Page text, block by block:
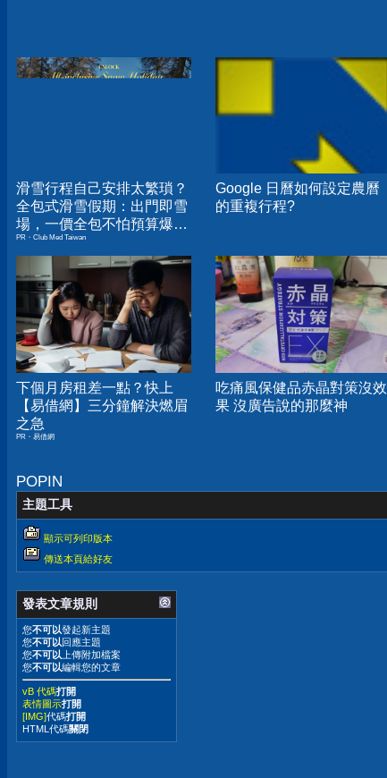
滑雪行程自己安排太繁瑣？
全包式滑雪假期：出門即雪
場，一價全包不怕預算爆
表！
PR・Club Med Taiwan
Google 日曆如何設定農曆
的重複行程?
下個月房租差一點？快上
【易借網】三分鐘解決燃眉
之急
PR・易借網
吃痛風保健品赤晶對策沒效
果 沒廣告說的那麼神
POPIN
主題工具
顯示可列印版本
傳送本頁給好友
發表文章規則
您不可以發起新主題
您不可以回應主題
您不可以 上傳附加檔案
您不可以編輯您的文章
vB 代碼打開
表情圖示打開
[IMG]代碼打開
HTML代碼關閉